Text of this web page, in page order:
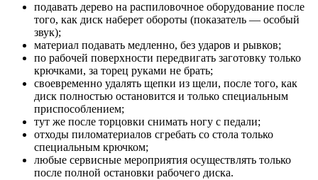
подавать дерево на распиловочное оборудование после
того, как диск наберет обороты (показатель — особый
звук);
материал подавать медленно, без ударов и рывков;
по рабочей поверхности передвигать заготовку только
крючками, за торец руками не брать;
своевременно удалять щепки из щели, после того, как
диск полностью остановится и только специальным
приспособлением;
тут же после торцовки снимать ногу с педали;
отходы пиломатериалов сгребать со стола только
специальным крючком;
любые сервисные мероприятия осуществлять только
после полной остановки рабочего диска.